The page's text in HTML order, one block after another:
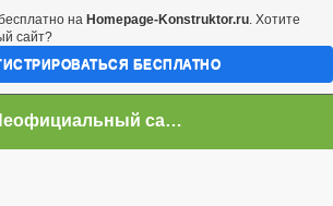
Неофициальный сайт город Арциз
на Homepage-Konstruktor.ru. Хотите
сайт?
БЕСПЛАТНО